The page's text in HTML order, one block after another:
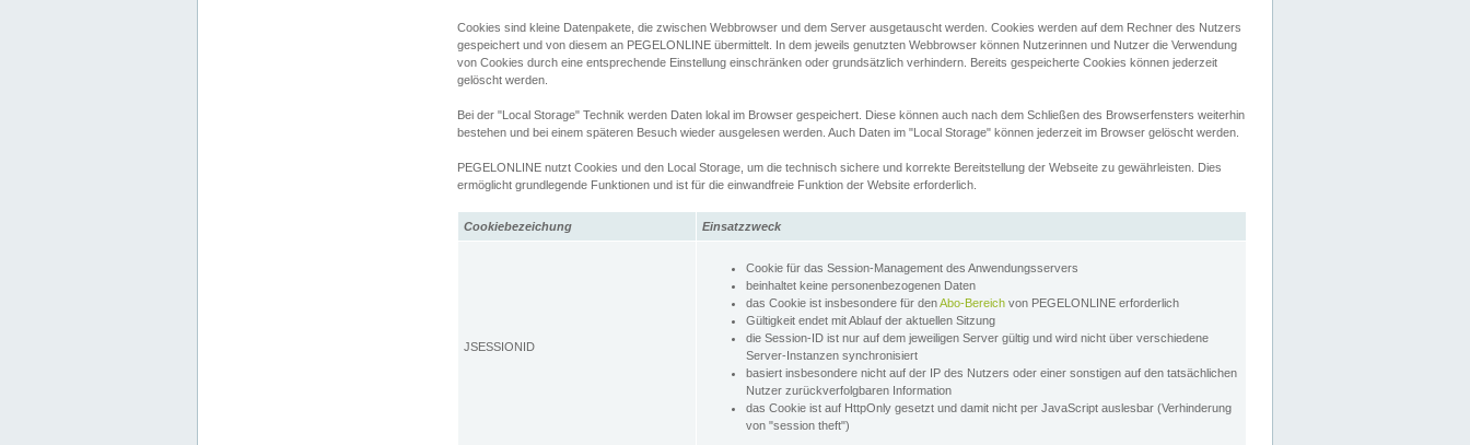
Cookies sind kleine Datenpakete, die zwischen Webbrowser und dem Server ausgetauscht werden. Cookies werden auf dem Rechner des Nutzers
gespeichert und von diesem an PEGELONLINE übermittelt. In dem jeweils genutzten Webbrowser können Nutzerinnen und Nutzer die Verwendung
von Cookies durch eine entsprechende Einstellung einschränken oder grundsätzlich verhindern. Bereits gespeicherte Cookies können jederzeit
gelöscht werden.
Bei der "Local Storage" Technik werden Daten lokal im Browser gespeichert. Diese können auch nach dem Schließen des Browserfensters weiterhin
bestehen und bei einem späteren Besuch wieder ausgelesen werden. Auch Daten im "Local Storage" können jederzeit im Browser gelöscht werden.
PEGELONLINE nutzt Cookies und den Local Storage, um die technisch sichere und korrekte Bereitstellung der Webseite zu gewährleisten. Dies
ermöglicht grundlegende Funktionen und ist für die einwandfreie Funktion der Website erforderlich.
Cookiebezeichung Einsatzzweck
JSESSIONID
Cookie für das Session-Management des Anwendungsservers
beinhaltet keine personenbezogenen Daten
das Cookie ist insbesondere für denAbo-Bereich von PEGELONLINE erforderlich
Gültigkeit endet mit Ablauf der aktuellen Sitzung
die Session-ID ist nur auf dem jeweiligen Server gültig und wird nicht über verschiedene
Server-Instanzen synchronisiert
basiert insbesondere nicht auf der IP des Nutzers oder einer sonstigen auf den tatsächlichen
Nutzer zurückverfolgbaren Information
das Cookie ist auf HttpOnly gesetzt und damit nicht per JavaScript auslesbar (Verhinderung
von "session theft")